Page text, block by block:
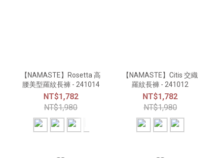
【NAMASTE】Rosetta 高
腰美型羅紋長褲 - 241014
NT$1,782
NT$1,980
【NAMASTE】Citis 交織
羅紋長褲 - 241012
NT$1,782
NT$1,980